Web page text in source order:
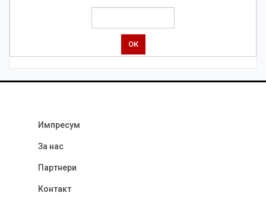
Импресум
За нас
Партнери
Контакт